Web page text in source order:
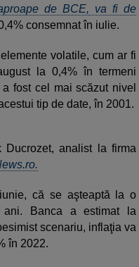
de BCE, va fi de
consemnat în iulie.
volatile, cum ar fi
la 0,4% în termeni
fost cel mai scăzut nivel
tip de date, în 2001.
Ducrozet, analist la firma
că se aşteaptă la o
ani. Banca a estimat la
scenariu, inflaţia va
în 2022.